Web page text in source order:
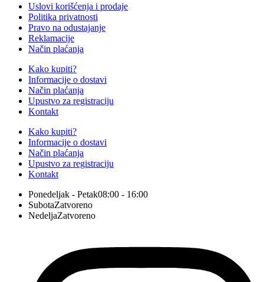
Uslovi korišćenja i prodaje
Politika privatnosti
Pravo na odustajanje
Reklamacije
Način plaćanja
Kako kupiti?
Informacije o dostavi
Način plaćanja
Upustvo za registraciju
Kontakt
Kako kupiti?
Informacije o dostavi
Način plaćanja
Upustvo za registraciju
Kontakt
Ponedeljak - Petak08:00 - 16:00
SubotaZatvoreno
NedeljaZatvoreno